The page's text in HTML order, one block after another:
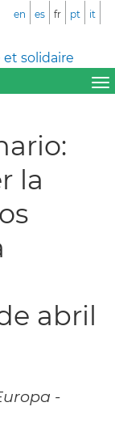
et solidaire
en es fr pt it
la
abril
-